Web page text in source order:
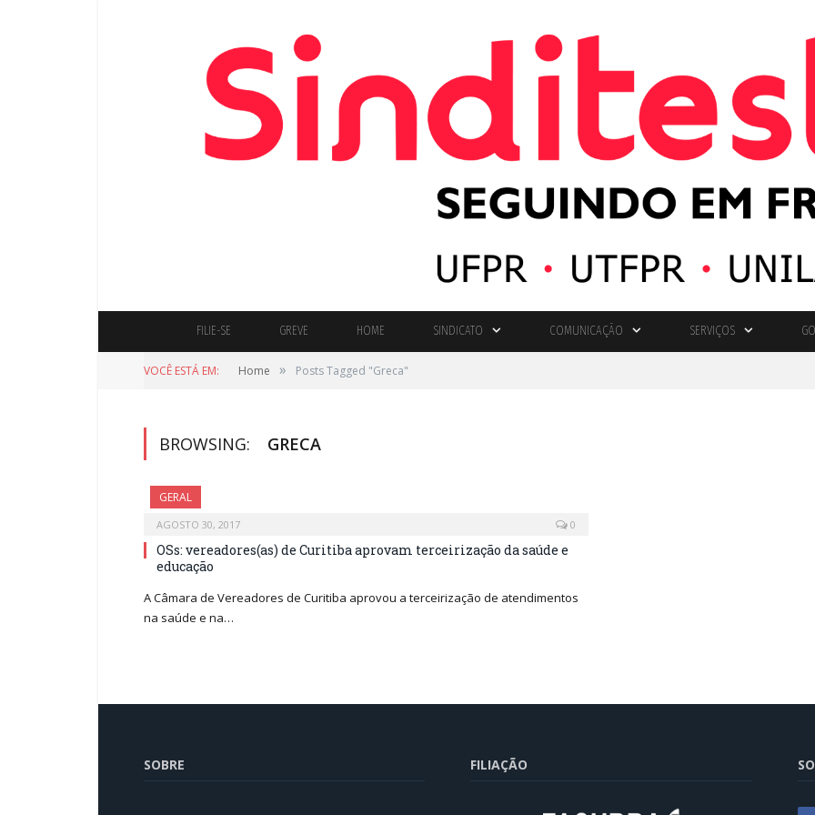
FILIE-SE GREVE HOME SINDICATO COMUNICAÇÃO SERVIÇOS
VOCÊ ESTÁ EM: Home » Posts Tagged "Greca"
BROWSING: GRECA
GERAL
AGOSTO 30, 2017 0
OSs: vereadores(as) de Curitiba aprovam terceirização da saúde e
educação
A Câmara de Vereadores de Curitiba aprovou a terceirização de atendimentos
na saúde e na…
SOBRE FILIAÇÃO